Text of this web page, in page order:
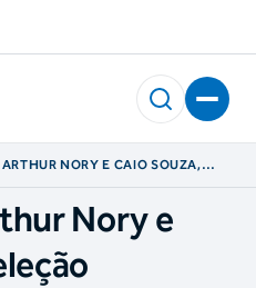
NORY E CAIO SOUZA,
CICLO OLÍMPICO
Nory e